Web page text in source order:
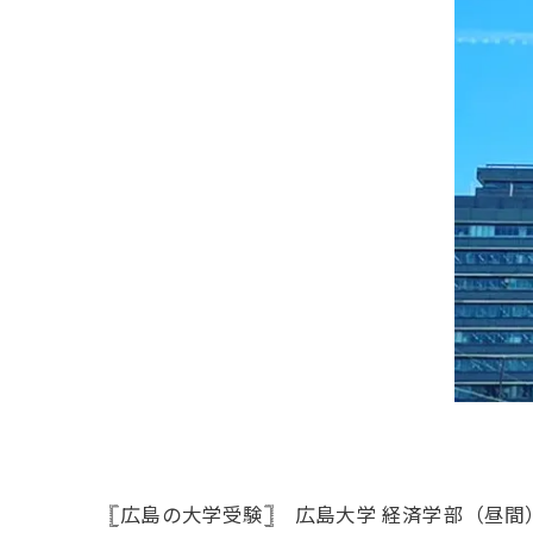
𓊈広島の大学受験𓊉 広島大学 経済学部（昼間